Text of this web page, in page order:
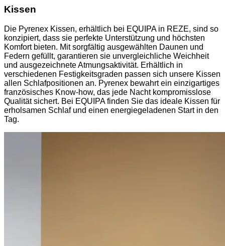
Kissen
Die Pyrenex Kissen, erhältlich bei EQUIPA in REZE, sind so
konzipiert, dass sie perfekte Unterstützung und höchsten
Komfort bieten. Mit sorgfältig ausgewählten Daunen und
Federn gefüllt, garantieren sie unvergleichliche Weichheit
und ausgezeichnete Atmungsaktivität. Erhältlich in
verschiedenen Festigkeitsgraden passen sich unsere Kissen
allen Schlafpositionen an. Pyrenex bewahrt ein einzigartiges
französisches Know-how, das jede Nacht kompromisslose
Qualität sichert. Bei EQUIPA finden Sie das ideale Kissen für
erholsamen Schlaf und einen energiegeladenen Start in den
Tag.